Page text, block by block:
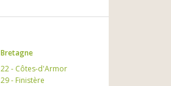
Bretagne
22 - Côtes-d'Armor
29 - Finistère